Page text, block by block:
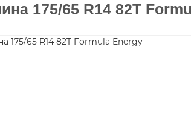
175/65 R14 82T